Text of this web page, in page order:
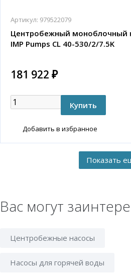
Артикул: 979522079
Центробежный моноблочный
IMP Pumps CL 40-530/2/7.5K
181 922 ₽
Добавить в избранное
Вас могут
Центробежные насосы
Насосы для горячей воды